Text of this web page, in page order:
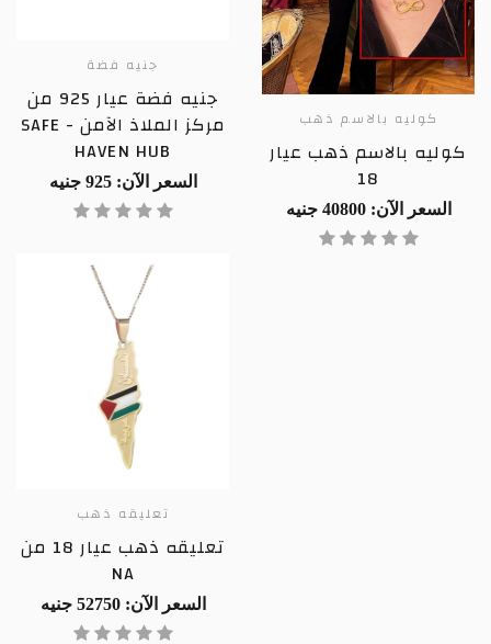
كوليه بالاسم ذهب
كوليه بالاسم ذهب عيار
18
السعر الآن: 40800 جنيه
جنيه فضة
جنيه فضة عيار 925 من
مركز الملاذ الآمن - SAFE
HAVEN HUB
السعر الآن: 925 جنيه
تعليقه ذهب
تعليقه ذهب عيار 18 من
NA
السعر الآن: 52750 جنيه